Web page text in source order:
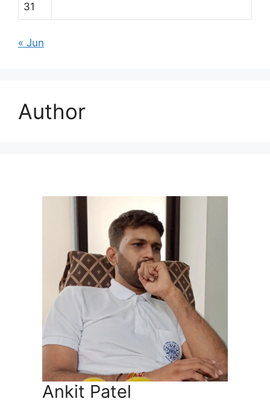
31
« Jun
Author
Ankit Patel